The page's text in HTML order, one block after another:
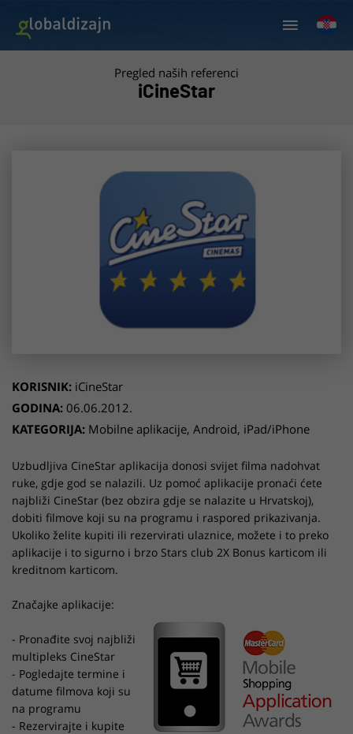
Pregled naših referenci
iCineStar
KORISNIK: iCineStar
GODINA: 06.06.2012.
KATEGORIJA: Mobilne aplikacije, Android, iPad/iPhone
Uzbudljiva CineStar aplikacija donosi svijet filma nadohvat
ruke, gdje god se nalazili. Uz pomoć aplikacije pronaći ćete
najbliži CineStar (bez obzira gdje se nalazite u Hrvatskoj),
dobiti filmove koji su na programu i raspored prikazivanja.
Ukoliko želite kupiti ili rezervirati ulaznice, možete i to preko
aplikacije i to sigurno i brzo Stars club 2X Bonus karticom ili
kreditnom karticom.
Značajke aplikacije:
- Pronađite svoj najbliži
multipleks CineStar
- Pogledajte termine i
datume filmova koji su
na programu
- Rezervirajte i kupite